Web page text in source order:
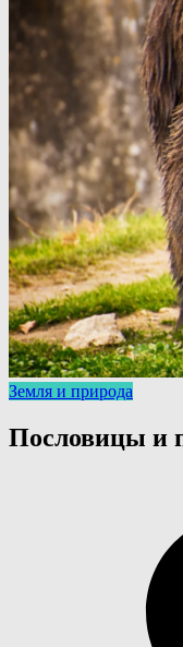
Земля и природа
Пословицы и